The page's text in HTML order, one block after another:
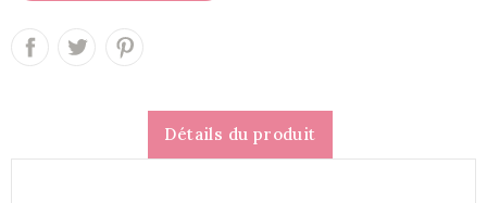
Détails du produit